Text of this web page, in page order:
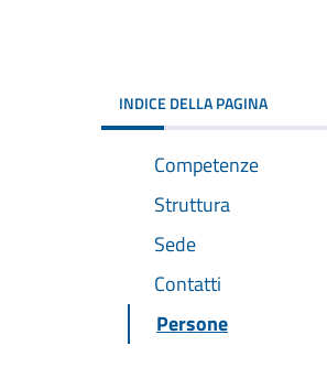
INDICE DELLA PAGINA
Competenze
Struttura
Sede
Contatti
Persone